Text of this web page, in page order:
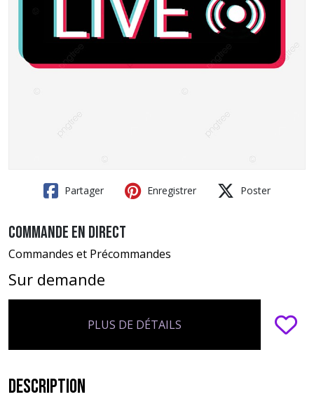
Partager Enregistrer Poster
Commande en direct
Commandes et Précommandes
Sur demande
PLUS DE DÉTAILS
Description